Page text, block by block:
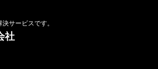
サービスです。
社